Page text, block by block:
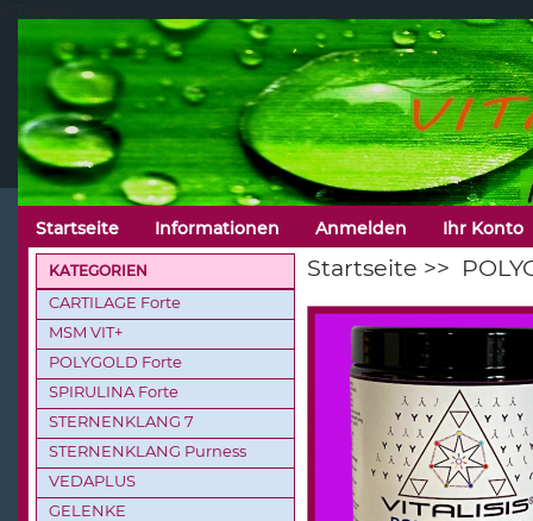
Startseite >>
KATEGORIEN
CARTILAGE Forte
MSM VIT+
POLYGOLD Forte
SPIRULINA Forte
STERNENKLANG 7
STERNENKLANG Purness
VEDAPLUS
GELENKE
Startseite Informationen Anmelden Ihr Konto